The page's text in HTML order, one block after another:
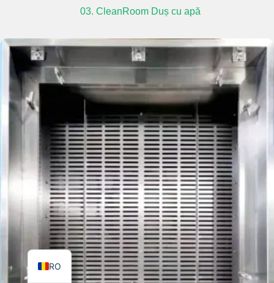
03. CleanRoom Duș cu apă
RO
EN
FR
KO
IT
PT
RU
ES
TR